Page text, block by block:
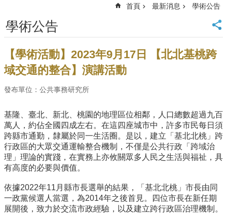
頁
站
導
覽
English
事
所
簡
介
公
所
成
員
首頁 最新消息 學術公告
學術公告
【學術活動】2023年9月17日 【北北基桃跨
域交通的整合】演講活動
發布單位：公共事務研究所
基隆、臺北、新北、桃園的地理區位相鄰，人口總數超過九百
萬人， 約佔全國四成左右。在這四座城市中，許多市民每日須
跨縣市通勤， 隸屬於同一生活圈。是以，建立「基北北桃」 跨
行政區的大眾交通運輸整合機制，不僅是公共行政「跨域治
理」 理論的實踐，在實務上亦攸關眾多人民之生活與福祉， 具
有高度的必要與價值。
依據2022年11月縣市長選舉的結果，「基北北桃」 市長由同
一政黨候選人當選，為2014年之後首見。
四位市長在新任期
展開後，致力於交流市政經驗， 以及建立跨行政區治理機制。